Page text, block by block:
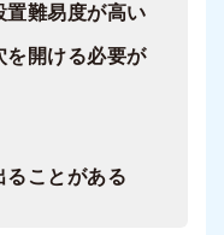
置難易度が高い
を開ける必要が
ることがある